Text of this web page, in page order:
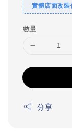
實體店面改
數量
分享